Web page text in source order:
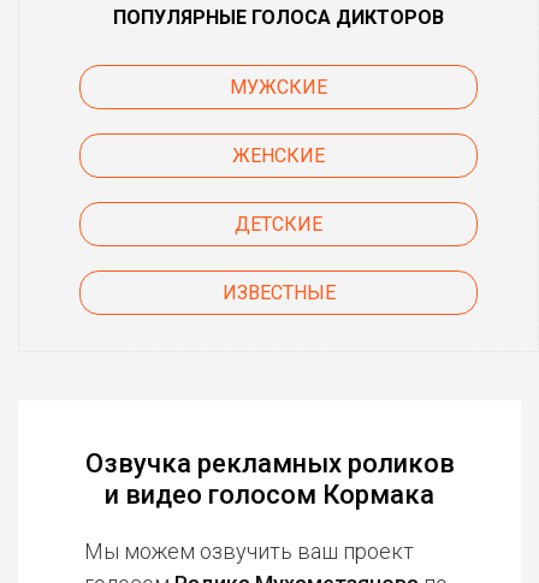
ПОПУЛЯРНЫЕ ГОЛОСА ДИКТОРОВ
МУЖСКИЕ
ЖЕНСКИЕ
ДЕТСКИЕ
ИЗВЕСТНЫЕ
Озвучка рекламных роликов
и видео голосом Кормака
Мы можем озвучить ваш проект